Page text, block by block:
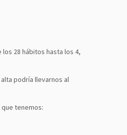
28 hábitos hasta los 4,
podría llevarnos al
tenemos: